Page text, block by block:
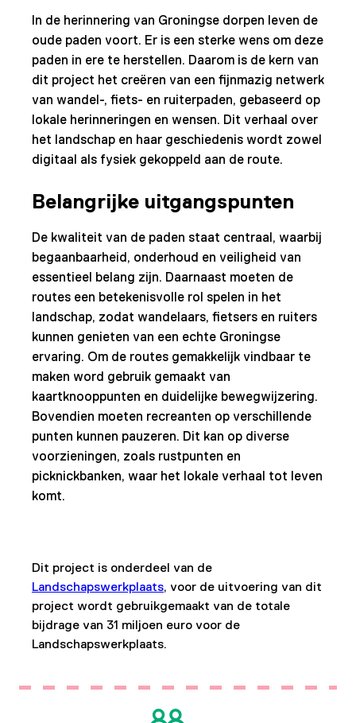
In de herinnering van Groningse dorpen leven de
oude paden voort. Er is een sterke wens om deze
paden in ere te herstellen. Daarom is de kern van
dit project het creëren van een fijnmazig netwerk
van wandel-, fiets- en ruiterpaden, gebaseerd op
lokale herinneringen en wensen. Dit verhaal over
het landschap en haar geschiedenis wordt zowel
digitaal als fysiek gekoppeld aan de route.
Belangrijke uitgangspunten
De kwaliteit van de paden staat centraal, waarbij
begaanbaarheid, onderhoud en veiligheid van
essentieel belang zijn. Daarnaast moeten de
routes een betekenisvolle rol spelen in het
landschap, zodat wandelaars, fietsers en ruiters
kunnen genieten van een echte Groningse
ervaring. Om de routes gemakkelijk vindbaar te
maken word gebruik gemaakt van
kaartknooppunten en duidelijke bewegwijzering.
Bovendien moeten recreanten op verschillende
punten kunnen pauzeren. Dit kan op diverse
voorzieningen, zoals rustpunten en
picknickbanken, waar het lokale verhaal tot leven
komt.
Dit project is onderdeel van de
Landschapswerkplaats, voor de uitvoering van dit
project wordt gebruikgemaakt van de totale
bijdrage van 31 miljoen euro voor de
Landschapswerkplaats.